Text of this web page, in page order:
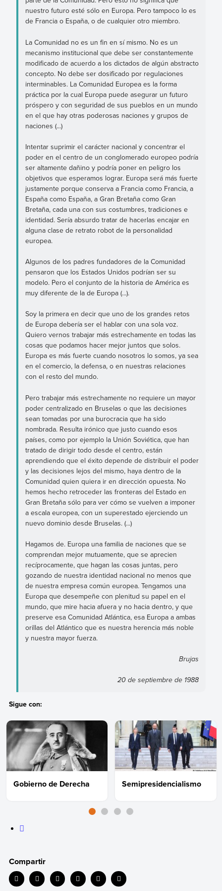
nuestro futuro esté sólo en Europa. Pero tampoco lo es
de Francia o España, o de cualquier otro miembro.
La Comunidad no es un fin en sí mismo. No es un
mecanismo institucional que debe ser constantemente
modificado de acuerdo a los dictados de algún abstracto
concepto. No debe ser dosificado por regulaciones
interminables. La Comunidad Europea es la forma
práctica por la cual Europa puede asegurar un futuro
próspero y con seguridad de sus pueblos en un mundo
en el que hay otras poderosas naciones y grupos de
naciones (...)
Intentar suprimir el carácter nacional y concentrar el
poder en el centro de un conglomerado europeo podría
ser altamente dañino y podría poner en peligro los
objetivos que esperamos lograr. Europa será más fuerte
justamente porque conserva a Francia como Francia, a
España como España, a Gran Bretaña como Gran
Bretaña, cada una con sus costumbres, tradiciones e
identidad. Sería absurdo tratar de hacerlas encajar en
alguna clase de retrato robot de la personalidad
europea.
Algunos de los padres fundadores de la Comunidad
pensaron que los Estados Unidos podrían ser su
modelo. Pero el conjunto de la historia de América es
muy diferente de la de Europa (...).
Soy la primera en decir que uno de los grandes retos
de Europa debería ser el hablar con una sola voz.
Quiero vernos trabajar más estrechamente en todas las
cosas que podamos hacer mejor juntos que solos.
Europa es más fuerte cuando nosotros lo somos, ya sea
en el comercio, la defensa, o en nuestras relaciones
con el resto del mundo.
Pero trabajar más estrechamente no requiere un mayor
poder centralizado en Bruselas o que las decisiones
sean tomadas por una burocracia que ha sido
nombrada. Resulta irónico que justo cuando esos
países, como por ejemplo la Unión Soviética, que han
tratado de dirigir todo desde el centro, están
aprendiendo que el éxito depende de distribuir el poder
y las decisiones lejos del mismo, haya dentro de la
Comunidad quien quiera ir en dirección opuesta. No
hemos hecho retroceder las fronteras del Estado en
Gran Bretaña sólo para ver cómo se vuelven a imponer
a escala europea, con un superestado ejerciendo un
nuevo dominio desde Bruselas. (...)
Hagamos de. Europa una familia de naciones que se
comprendan mejor mutuamente, que se aprecien
recíprocamente, que hagan las cosas juntas, pero
gozando de nuestra identidad nacional no menos que
de nuestra empresa común europea. Tengamos una
Europa que desempeñe con plenitud su papel en el
mundo, que mire hacia afuera y no hacia dentro, y que
preserve esa Comunidad Atlántica, esa Europa a ambas
orillas del Atlántico que es nuestra herencia más noble
y nuestra mayor fuerza.
Brujas
20 de septiembre de 1988
Sigue con:
Gobierno de Derecha Semipresidencialismo
Compartir